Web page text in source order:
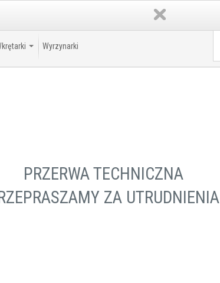
Wyrzynarki
PRZERWA TECHNICZNA
ZA UTRUDNIENIA